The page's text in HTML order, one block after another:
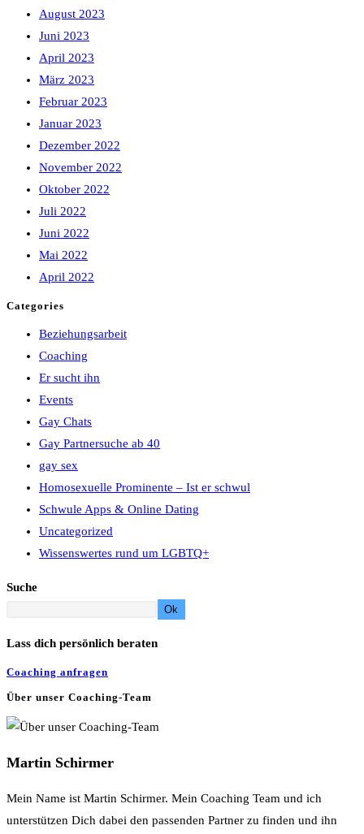
August 2023
Juni 2023
April 2023
März 2023
Februar 2023
Januar 2023
Dezember 2022
November 2022
Oktober 2022
Juli 2022
Juni 2022
Mai 2022
April 2022
Categories
Beziehungsarbeit
Coaching
Er sucht ihn
Events
Gay Chats
Gay Partnersuche ab 40
gay sex
Homosexuelle Prominente – Ist er schwul
Schwule Apps & Online Dating
Uncategorized
Wissenswertes rund um LGBTQ+
Suche
Ok
Lass dich persönlich beraten
Coaching anfragen
Über unser Coaching-Team
Martin Schirmer
Mein Name ist Martin Schirmer. Mein Coaching Team und ich
unterstützen Dich dabei den passenden Partner zu finden und ihn